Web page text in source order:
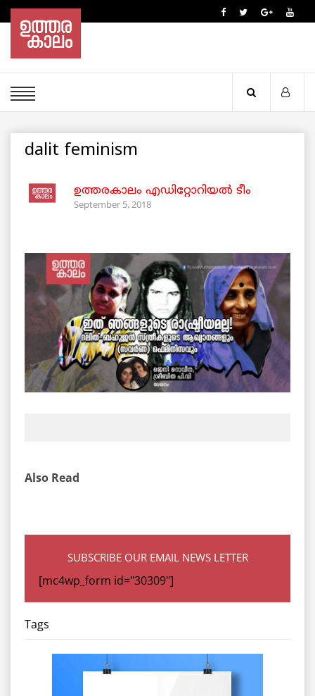
dalit feminism
ഉത്തരകാലം എഡിറ്റോറിയല്‍ ടീം
September 5, 2018
Also Read
SUBSCRIBE OUR EMAIL NEWS LETTER
[mc4wp_form id="30309"]
Tags